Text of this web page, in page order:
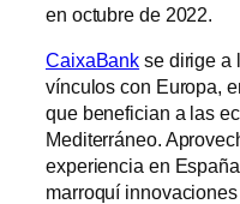
en octubre de 2022.
CaixaBank se dirige a
vínculos con Europa,
que benefician a las
Mediterráneo.
experiencia en
marroquí